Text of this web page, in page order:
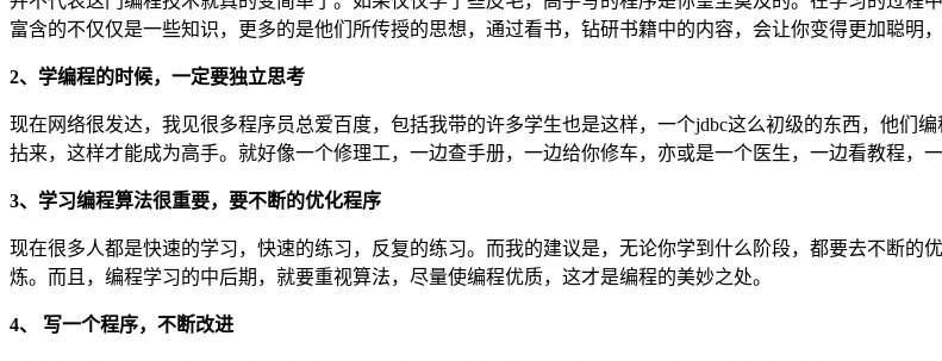
富含的不仅仅是一些知识，更多的是他们所传授的思想，通过看书，钻研书籍中的内容，会让你变得更加聪明
2、学编程的时候，一定要独立思考
现在网络很发达，我见很多程序员总爱百度，包括我带的许多学生也是这样，一个jdbc这么初级的东西，他们
拈来，这样才能成为高手。就好像一个修理工，一边查手册，一边给你修车，亦或是一个医生，一边看教程，
3、学习编程算法很重要，要不断的优化程序
现在很多人都是快速的学习，快速的练习，反复的练习。而我的建议是，无论你学到什么阶段，都要去不断
炼。而且，编程学习的中后期，就要重视算法，尽量使编程优质，这才是编程的美妙之处。
4、 写一个程序，不断改进